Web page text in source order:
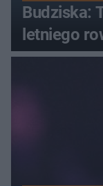
Budziska:
letniego